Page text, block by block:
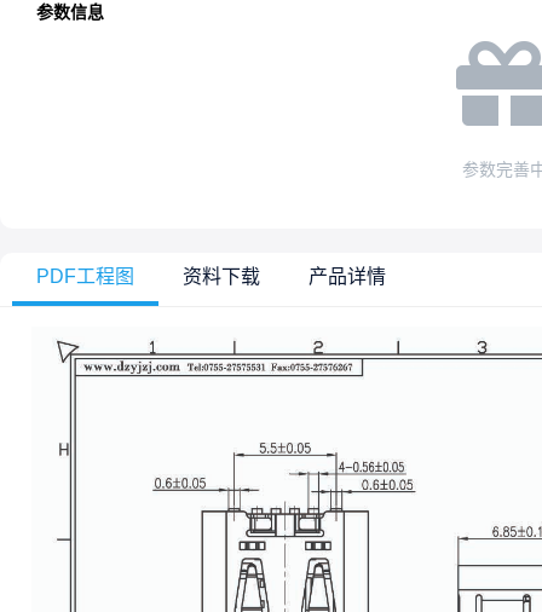
参数信息
参数完善
PDF工程图 资料下载 产品详情